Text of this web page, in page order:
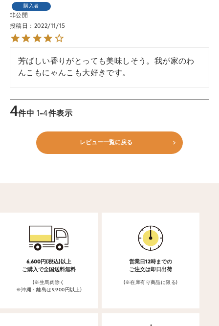
購入者
非公開
投稿日
2022/11/15
芳ばしい香りがとっても美味しそう。我が家のわ
んこもにゃんこも大好きです。
4件中 1-4件表示
レビュー一覧に戻る
6,600円(税込)以上
ご購入で全国送料無料
(※生馬肉除く
※沖縄・離島は9,900円以上)
営業日12時までの
ご注文は即日出荷
(※在庫有り商品に限る)